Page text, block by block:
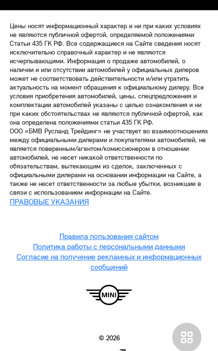
Цены носят информационный характер и ни при каких условиях
не являются публичной офертой, определяемой положениями
Статьи 435 ГК РФ. Все содержащиеся на Сайте сведения носят
исключительно справочный характер и не являются
исчерпывающими. Информация о продаже автомобилей, о
наличии и или отсутствии автомобилей у официальных дилеров
может не соответствовать действительности и/или утратить
актуальность на момент обращения к официальному дилеру. Все
условия приобретения автомобилей, цены, спецпредложения и
комплектации автомобилей указаны с целью ознакомления и ни
при каких обстоятельствах не являются публичной офертой, как
она определена положениями статьи 435 ГК РФ.
ООО «БМВ Русланд Трейдинг» не участвует во взаимоотношениях
между официальными дилерами и покупателями автомобилей, не
является поверенным/агентом/комиссионером в отношении
автомобилей, не несет никакой ответственности по
обязательствам, вытекающим из сделок, заключенных с
официальными дилерами на основании информации на Сайте, а
также не несет ответственности за любые убытки, возникшие в
связи с использованием информации на Сайте.
ПРАВОВЫЕ УКАЗАНИЯ
© 2026
Правила пользования сайтом
Политика работы с персональными данными
Согласие на получение рекламных и информационных
сообщений